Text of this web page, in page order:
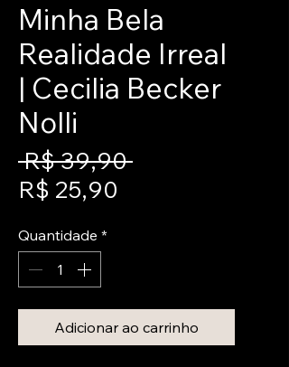
Minha Bela
Realidade Irreal
| Cecilia Becker
Nolli
R$ 39,90 Preço
R$ 25,90
Quantidade *
Adicionar ao carrinho